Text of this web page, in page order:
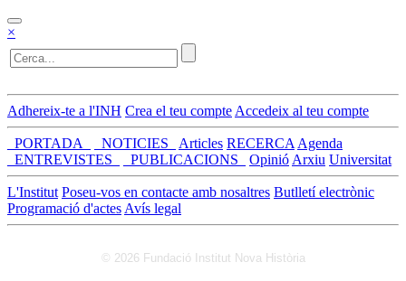
×
Adhereix-te a l'INH Crea el teu compte Accedeix al teu compte
_PORTADA_ _NOTICIES_ Articles RECERCA Agenda
_ENTREVISTES_
_PUBLICACIONS_ Opinió Arxiu Universitat
L'Institut Poseu-vos en contacte amb nosaltres Butlletí electrònic
Programació d'actes Avís legal
© 2026 Fundació Institut Nova Història